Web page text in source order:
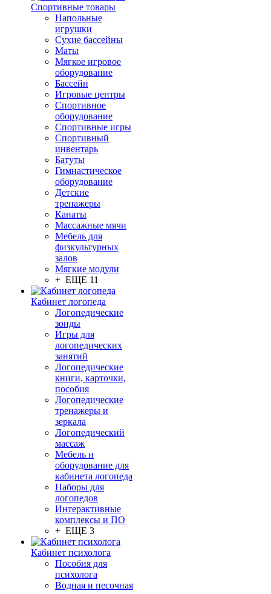
Спортивные товары
Напольные
игрушки
Сухие бассейны
Маты
Мягкое игровое
оборудование
Бассейн
Игровые центры
Спортивное
оборудование
Спортивные игры
Спортивный
инвентарь
Батуты
Гимнастическое
оборудование
Детские
тренажеры
Канаты
Массажные мячи
Мебель для
физкультурных
залов
Мягкие модули
+ ЕЩЕ 11
Кабинет логопеда
Логопедические
зонды
Игры для
логопедических
занятий
Логопедические
книги, карточки,
пособия
Логопедические
тренажеры и
зеркала
Логопедический
массаж
Мебель и
оборудование для
кабинета логопеда
Наборы для
логопедов
Интерактивные
комплексы и ПО
+ ЕЩЕ 3
Кабинет психолога
Пособия для
психолога
Водная и песочная